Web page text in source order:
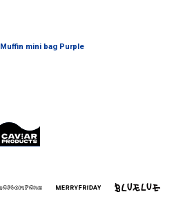
Muffin mini bag Purple